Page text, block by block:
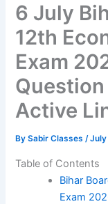
6 July
12th
Exam
Active
BySabir Classes/
Table of Contents
Bihar
Exam